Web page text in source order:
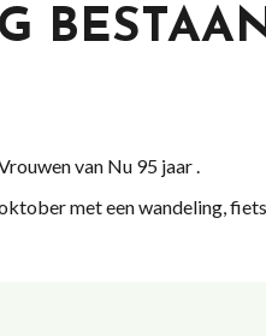
van Nu 95 jaar .
met een wandeling,